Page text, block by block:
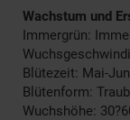
Wachstum und
Immergrün:
Blütezeit: Mai-
Blütenform:
Wuchshöhe: